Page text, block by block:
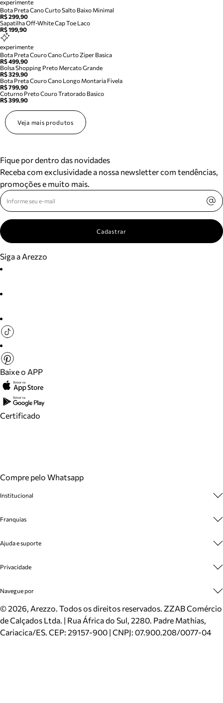
experimente
Bota Preta Cano Curto Salto Baixo Minimal
R$ 299,90
Sapatilha Off-White Cap Toe Laco
R$ 199,90
experimente
Bota Preta Couro Cano Curto Ziper Basica
R$ 499,90
Bolsa Shopping Preto Mercato Grande
R$ 329,90
Bota Preta Couro Cano Longo Montaria Fivela
R$ 799,90
Coturno Preto Couro Tratorado Basico
R$ 399,90
Veja mais produtos
Fique por dentro das novidades
Receba com exclusividade a nossa newsletter com tendências,
promoções e muito mais.
Cadastrar
Siga a Arezzo
Baixe o APP
Certificado
Compre pelo Whatsapp
Institucional
Cashback
Venda Corporativa
Mapa do Site
Inverno
Mundo Arezzo
Franquias
Plano de Negócio
Ajuda e suporte
Cadastro
Meus Pedidos
Trocas e Devoluções
Cartão Presente
Localizador de lojas
Privacidade
Politica e Privacidade
Navegue por
Sapatos
Bolsas
Scarpins
©2026, Arezzo. Todos os direitos reservados. ZZAB Comércio
de Calçados Ltda. | Rua África do Sul, 2280. Padre Mathias,
Cariacica/ES. CEP: 29157-900 | CNPJ: 07.900.208/0077-04